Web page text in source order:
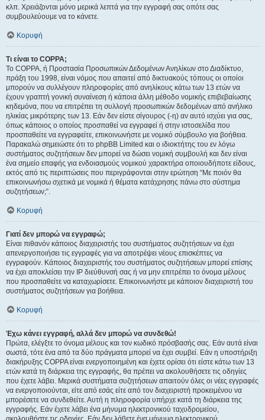
κλπ. Χρειάζονται μόνο μερικά λεπτά για την εγγραφή σας οπότε σας
συμβουλεύουμε να το κάνετε.
Κορυφή
Τι είναι το COPPA;
Το COPPA, ή Προστασία Προσωπικών Δεδομένων Ανηλίκων στο Διαδίκτυο,
πράξη του 1998, είναι νόμος που απαιτεί από δικτυακούς τόπους οι οποίοι
μπορούν να συλλέγουν πληροφορίες από ανηλίκους κάτω των 13 ετών να
έχουν γραπτή γονική συναίνεση ή κάποια άλλη μέθοδο νομικής επιβεβαίωσης
κηδεμόνα, που να επιτρέπει τη συλλογή προσωπικών δεδομένων από ανήλικο
ηλικίας μικρότερης των 13. Εάν δεν είστε σίγουρος (-η) αν αυτό ισχύει για σας,
όπως κάποιος ο οποίος προσπαθεί να εγγραφεί ή στην ιστοσελίδα που
προσπαθείτε να εγγραφείτε, επικοινωνήστε με νομικό σύμβουλο για βοήθεια.
Παρακαλώ σημειώστε ότι το phpBB Limited και ο ιδιοκτήτης του εν λόγω
συστήματος συζητήσεων δεν μπορεί να δώσει νομική συμβουλή και δεν είναι
ένα σημείο επαφής για ενδοιασμούς νομικού χαρακτήρα οποιουδήποτε είδους,
εκτός από τις περιπτώσεις που περιγράφονται στην ερώτηση “Με ποιόν θα
επικοινωνήσω σχετικά με νομικά ή θέματα κατάχρησης πάνω στο σύστημα
συζητήσεων;”.
Κορυφή
Γιατί δεν μπορώ να εγγραφώ;
Είναι πιθανόν κάποιος διαχειριστής του συστήματος συζητήσεων να έχει
απενεργοποιήσει τις εγγραφές για να αποτρέψει νέους επισκέπτες να
εγγραφούν. Κάποιος διαχειριστής του συστήματος συζητήσεων μπορεί επίσης
να έχει αποκλείσει την IP διεύθυνσή σας ή να μην επιτρέπει το όνομα μέλους
που προσπαθείτε να καταχωρίσετε. Επικοινωνήστε με κάποιον διαχειριστή του
συστήματος συζητήσεων για βοήθεια.
Κορυφή
Έχω κάνει εγγραφή, αλλά δεν μπορώ να συνδεθώ!
Πρώτα, ελέγξτε το όνομα μέλους και τον κωδικό πρόσβασής σας. Εάν αυτά είναι
σωστά, τότε ένα από τα δύο πράγματα μπορεί να έχει συμβεί. Εάν η υποστήριξη
διακήρυξης COPPA είναι ενεργοποιημένη και έχετε ορίσει ότι είστε κάτω των 13
ετών κατά τη διάρκεια της εγγραφής, θα πρέπει να ακολουθήσετε τις οδηγίες
που έχετε λάβει. Μερικά συστήματα συζητήσεων απαιτούν όλες οι νέες εγγραφές
να ενεργοποιούνται, είτε από εσάς είτε από τον διαχειριστή προκειμένου να
μπορέσετε να συνδεθείτε. Αυτή η πληροφορία υπήρχε κατά τη διάρκεια της
εγγραφής. Εάν έχετε λάβει ένα μήνυμα ηλεκτρονικού ταχυδρομείου,